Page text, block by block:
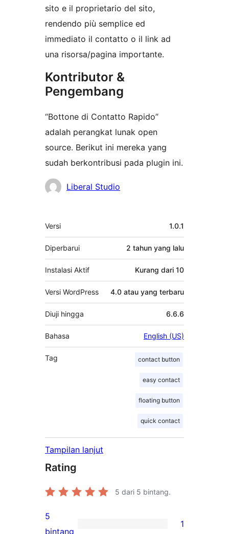
sito e il proprietario del sito,
rendendo più semplice ed
immediato il contatto o il link ad
una risorsa/pagina importante.
Kontributor &
Pengembang
“Bottone di Contatto Rapido”
adalah perangkat lunak open
source. Berikut ini mereka yang
sudah berkontribusi pada plugin ini.
KontributorLiberal Studio
Meta
Versi 1.0.1
Diperbarui 2 tahun yang lalu
Instalasi Aktif Kurang dari 10
Versi WordPress 4.0 atau yang terbaru
Diuji hingga 6.6.6
Bahasa English (US)
Tag contact button
easy contact
floating button
quick contact
Tampilan lanjut
Rating
5 dari 5 bintang.
1
5
bintang
1